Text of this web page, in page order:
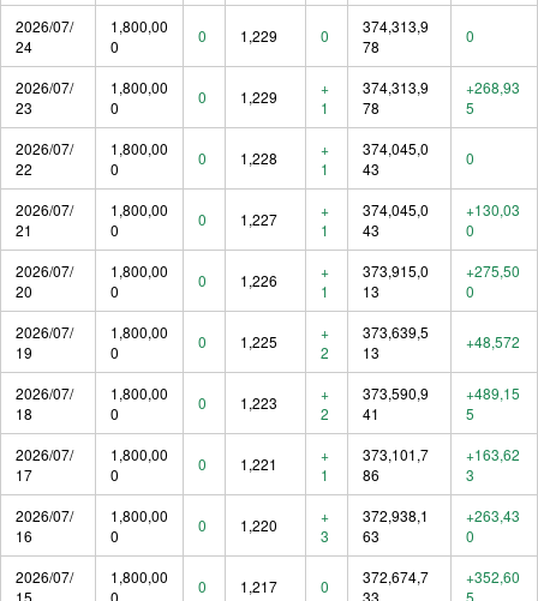
2026/07/
24
1,800,00
0
0 1,229 0
374,313,9
78
0
2026/07/
23
1,800,00
0
0 1,229
+
1
374,313,9
78
+268,93
5
2026/07/
22
1,800,00
0
0 1,228
+
1
374,045,0
43
0
2026/07/
21
1,800,00
0
0 1,227
+
1
374,045,0
43
+130,03
0
2026/07/
20
1,800,00
0
0 1,226
+
1
373,915,0
13
+275,50
0
2026/07/
19
1,800,00
0
0 1,225
+
2
373,639,5
13
+48,572
2026/07/
18
1,800,00
0
0 1,223
+
2
373,590,9
41
+489,15
5
2026/07/
17
1,800,00
0
0 1,221
+
1
373,101,7
86
+163,62
3
2026/07/
16
1,800,00
0
0 1,220
+
3
372,938,1
63
+263,43
0
2026/07/
1,800,00
0 1,217 0
372,674,7
+352,60